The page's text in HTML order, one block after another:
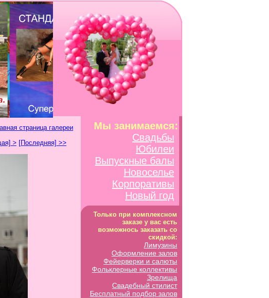
страница галереи
> [Последняя] >>
Мы занимаемся:
Свадьбы
Юбилеи
Выпускные балы
Новоселье
Корпоративы
Новый год
Только при комплексном
заказе у вас есть
возможнось заказать со
скидкой:
Лимузины
Оформление залов
Фейерверки и салюты
Фольклерные коллективы
Зрелища
Свадебный стилист
Бесплатный подбор залов